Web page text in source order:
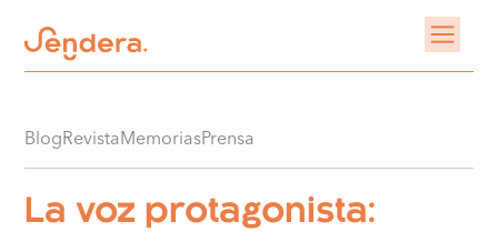
BlogRevistaMemoriasPrensa
La voz protagonista: